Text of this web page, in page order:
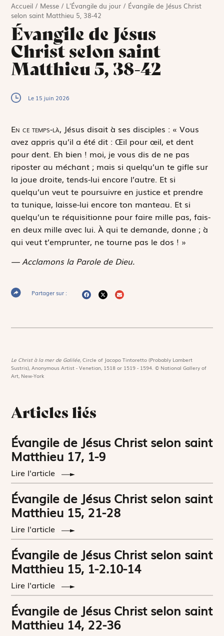
Accueil / Messe / L'Évangile du jour / Évangile de Jésus Christ
selon saint Matthieu 5, 38-42
Évangile de Jésus
Christ selon saint
Matthieu 5, 38-42
Le 15 juin 2026
En ce temps-là, Jésus disait à ses disciples : « Vous
avez appris qu’il a été dit :Œil pour œil, etdent
pour dent. Eh bien ! moi, je vous dis de ne pas
riposter au méchant ; mais si quelqu’un te gifle sur
la joue droite, tends-lui encore l’autre. Et si
quelqu’un veut te poursuivre en justice et prendre
ta tunique, laisse-lui encore ton manteau. Et si
quelqu’un te réquisitionne pour faire mille pas, fais-
en deux mille avec lui. À qui te demande, donne ; à
qui veut t’emprunter, ne tourne pas le dos ! »
— Acclamons la Parole de Dieu.
Partager sur :
Le Christ à la mer de Galilée,Circle of Jacopo Tintoretto (Probably Lambert
Sustris), Anonymous Artist - Venetian, 1518 or 1519 - 1594. © National Gallery of
Art, New-York
Articles liés
Évangile de Jésus Christ selon saint
Matthieu 17, 1-9
Lire l'article
Évangile de Jésus Christ selon saint
Matthieu 15, 21-28
Lire l'article
Évangile de Jésus Christ selon saint
Matthieu 15, 1-2.10-14
Lire l'article
Évangile de Jésus Christ selon saint
Matthieu 14, 22-36